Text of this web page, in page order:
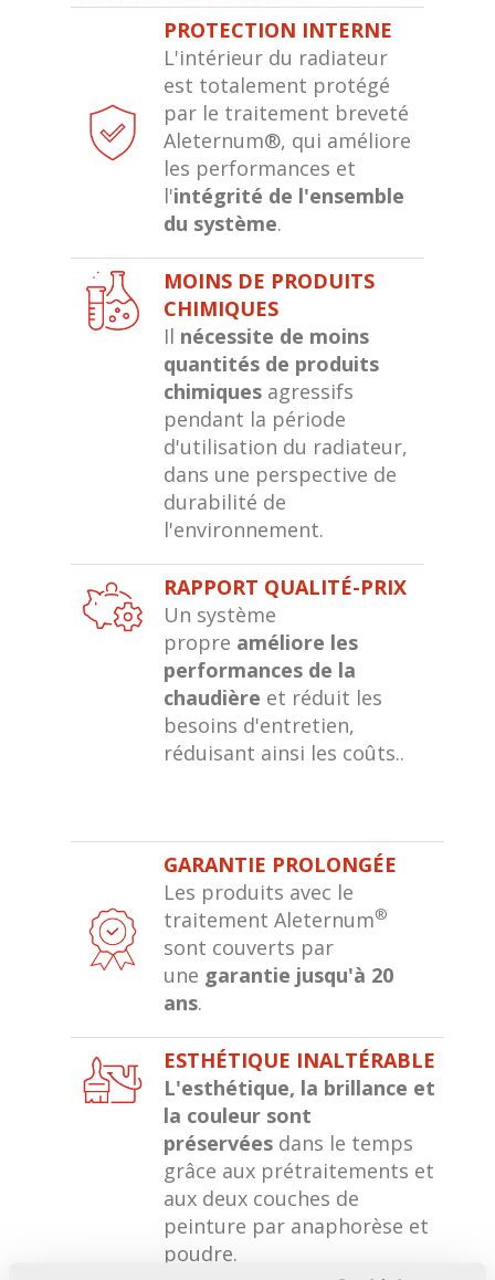
PROTECTION INTERNE
L'intérieur du radiateur
est totalement protégé
par le traitement breveté
Aleternum®, qui améliore
les performances et
l'intégrité de l'ensemble
du système.
MOINS DE PRODUITS
CHIMIQUES
Il nécessite de moins
quantités de produits
chimiques agressifs
pendant la période
d'utilisation du radiateur,
dans une perspective de
durabilité de
l'environnement.
RAPPORT QUALITÉ-PRIX
Un système
propre améliore les
performances de la
chaudière et réduit les
besoins d'entretien,
réduisant ainsi les coûts..
GARANTIE PROLONGÉE
Les produits avec le
traitement Aleternum®
sont couverts par
une garantie jusqu'à 20
ans.
ESTHÉTIQUE INALTÉRABLE
L'esthétique, la brillance et
la couleur sont
préservées dans le temps
grâce aux prétraitements et
aux deux couches de
peinture par anaphorèse et
poudre.